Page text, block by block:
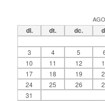
a dl. dt. dc.
3
4 5
10
11 12
17
18 19
24
25 26
31